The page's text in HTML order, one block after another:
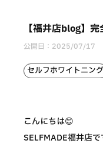
【福井店blog】
公開日： 2025/07/17
セルフホワイトニング
こんにちは😊
SELFMADE福井店で